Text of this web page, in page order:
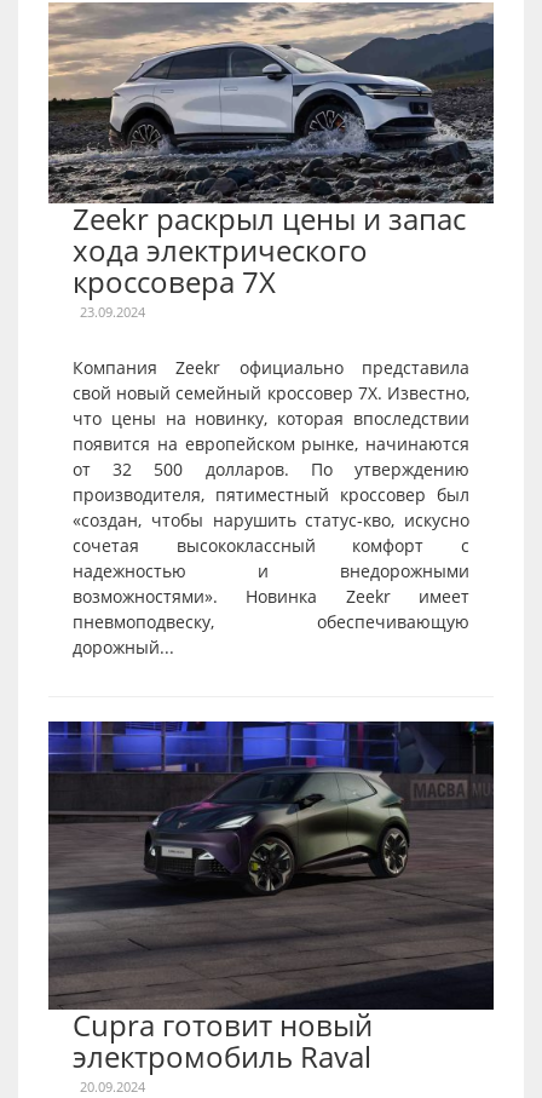
Zeekr раскрыл цены и запас
хода электрического
кроссовера 7X
23.09.2024
Компания Zeekr официально представила
свой новый семейный кроссовер 7X. Известно,
что цены на новинку, которая впоследствии
появится на европейском рынке, начинаются
от 32 500 долларов. По утверждению
производителя, пятиместный кроссовер был
«создан, чтобы нарушить статус-кво, искусно
сочетая высококлассный комфорт с
надежностью и внедорожными
возможностями». Новинка Zeekr имеет
пневмоподвеску, обеспечивающую
дорожный...
Cupra готовит новый
электромобиль Raval
20.09.2024